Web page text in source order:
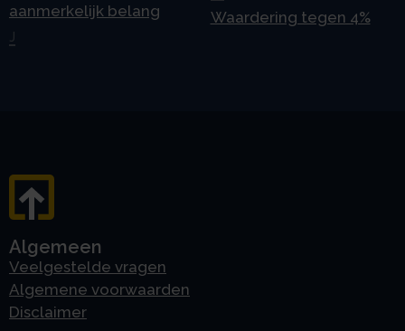
aanmerkelijk belang
J
Waardering tegen 4%
Algemeen
Veelgestelde vragen
Algemene voorwaarden
Disclaimer